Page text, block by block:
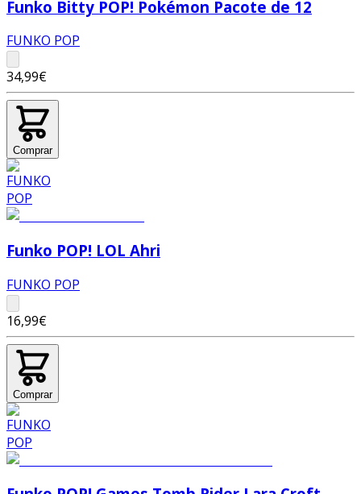
Funko Bitty POP! Pokémon Pacote de 12
FUNKO POP
34,99€
Comprar
Funko POP! LOL Ahri
FUNKO POP
16,99€
Comprar